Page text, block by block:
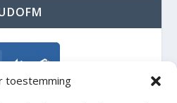
toestemming
TrudoFM